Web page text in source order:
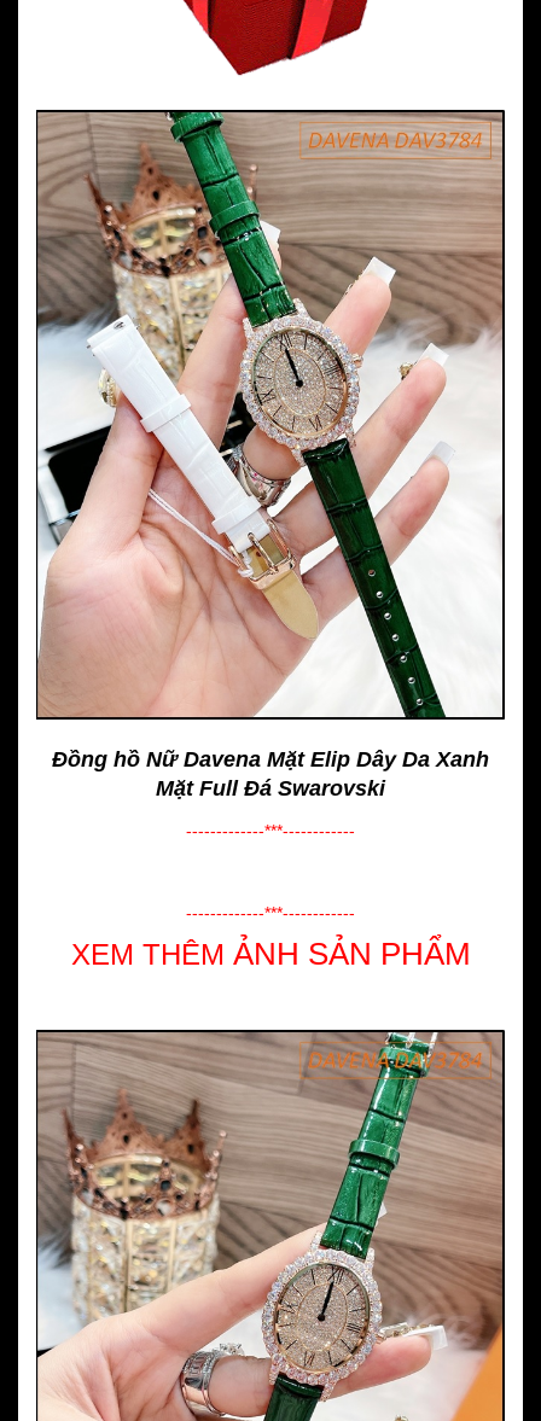
Đồng hồ Nữ Davena Mặt Elip Dây Da Xanh
Mặt Full Đá Swarovski
-------------***------------
-------------***------------
XEM THÊM ẢNH SẢN PHẨM